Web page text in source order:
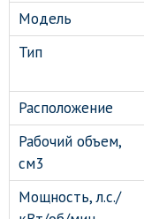
Модель
Тип
Расположение
Рабочий объем,
см3
Мощность, л.с./